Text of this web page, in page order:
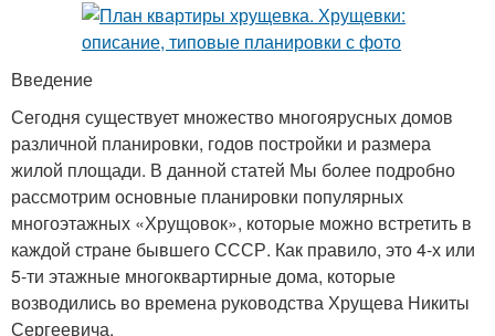
Введение
Сегодня существует множество многоярусных домов
различной планировки, годов постройки и размера
жилой площади. В данной статей Мы более подробно
рассмотрим основные планировки популярных
многоэтажных «Хрущовок», которые можно встретить в
каждой стране бывшего СССР. Как правило, это 4-х или
5-ти этажные многоквартирные дома, которые
возводились во времена руководства Хрущева Никиты
Сергеевича.